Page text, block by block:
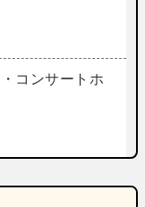
コンサートホ